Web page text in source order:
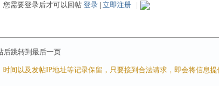
您需要登录后才可以回帖 登录 立即注册
后跳转到最后一页
间以及发帖IP地址等记录保留，只要接到合法请求，即会将信息